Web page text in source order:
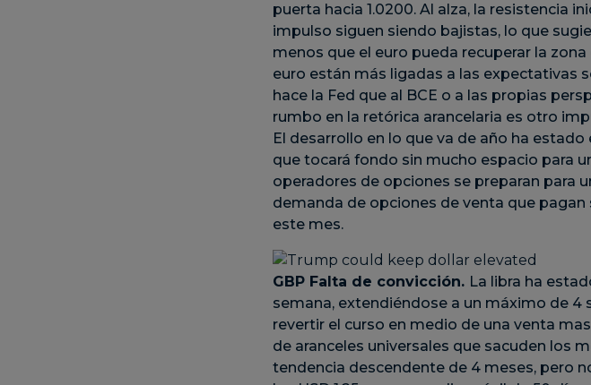
puerta hacia 1.0200. Al alza, la resistencia
impulso siguen siendo bajistas, lo que
menos que el euro pueda recuperar la
euro están más ligadas a las expectativas
hace la Fed que al BCE o a las propias
rumbo en la retórica arancelaria es otro
El desarrollo en lo que va de año ha
que tocará fondo sin mucho espacio para
operadores de opciones se preparan para
demanda de opciones de venta que
este mes.
GBP Falta de convicción. La libra ha
semana, extendiéndose a un máximo de 4
revertir el curso en medio de una venta
de aranceles universales que sacuden los
tendencia descendente de 4 meses, pero